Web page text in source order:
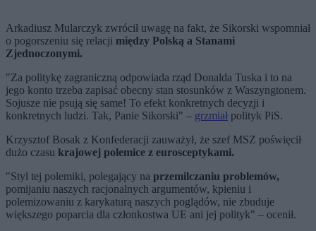
Arkadiusz Mularczyk zwrócił uwagę na fakt, że Sikorski wspomniał
o pogorszeniu się relacji między Polską a Stanami
Zjednoczonymi.
"Za politykę zagraniczną odpowiada rząd Donalda Tuska i to na
jego konto trzeba zapisać obecny stan stosunków z Waszyngtonem.
Sojusze nie psują się same! To efekt konkretnych decyzji i
konkretnych ludzi. Tak, Panie Sikorski" – grzmiał polityk PiS.
Krzysztof Bosak z Konfederacji zauważył, że szef MSZ poświęcił
dużo czasu krajowej polemice z eurosceptykami.
"Styl tej polemiki, polegający na przemilczaniu problemów,
pomijaniu naszych racjonalnych argumentów, kpieniu i
polemizowaniu z karykaturą naszych poglądów, nie zbuduje
większego poparcia dla członkostwa UE ani jej polityk" – ocenił.